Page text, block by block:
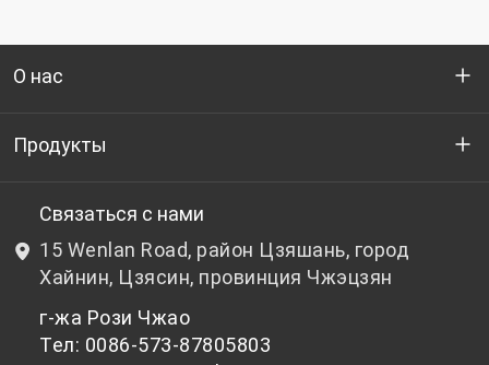
О нас
Кто мы
НИОКР
Новости и события
политика конфиденциальности
Продукты
Бутылочный ПЭТ-гранулят
Небутылочный ПЭТ-гранулят
Связаться с нами
15 Wenlan Road, район Цзяшань, город
Хайнин, Цзясин, провинция Чжэцзян
г-жа Рози Чжао
Тел: 0086-573-87805803